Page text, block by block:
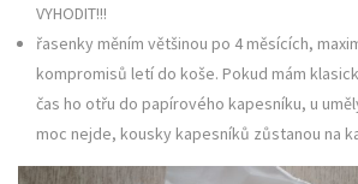
VYHODIT!!!
řasenky měním většinou po 4 měsících,
kompromisů letí do koše. Pokud mám
čas ho otřu do papírového kapesníku, u
moc nejde, kousky kapesníků zůstanou na